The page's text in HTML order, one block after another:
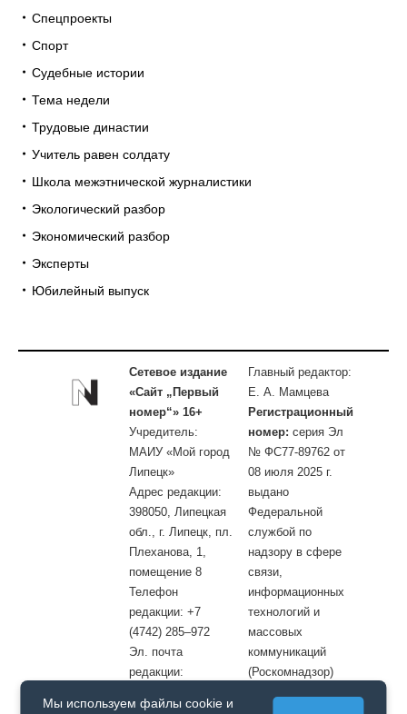
Мы используем файлы cookie и
Спецпроекты
Спорт
Судебные истории
Тема недели
Трудовые династии
Учитель равен солдату
Школа межэтнической журналистики
Экологический разбор
Экономический разбор
Эксперты
Юбилейный выпуск
Сетевое издание
«Сайт „Первый
номер“» 16+
Учредитель:
МАИУ «Мой город
Липецк»
Адрес редакции:
398050, Липецкая
обл., г. Липецк, пл.
Плеханова, 1,
помещение 8
Телефон
редакции: +7
(4742) 285–972
Эл. почта
редакции:
Главный редактор:
Е. А. Мамцева
Регистрационный
номер: серия Эл
№ ФС77-89762 от
08 июля 2025 г.
выдано
Федеральной
службой по
надзору в сфере
связи,
информационных
технологий и
массовых
коммуникаций
(Роскомнадзор)